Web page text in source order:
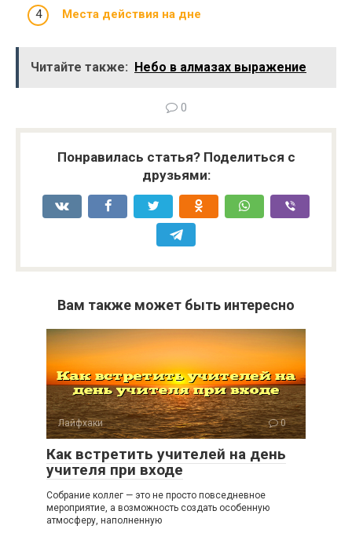
Места действия на дне
Читайте также: Небо в алмазах выражение
0
Понравилась статья? Поделиться с
друзьями:
Вам также может быть интересно
Лайфхаки 0
Как встретить учителей на день
учителя при входе
Собрание коллег — это не просто повседневное
мероприятие, а возможность создать особенную
атмосферу, наполненную